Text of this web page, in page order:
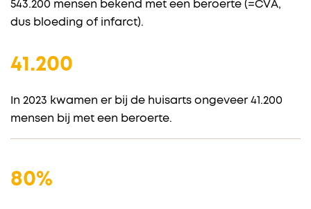
543.200 mensen bekend met een beroerte (=CVA,
dus bloeding of infarct).
41.200
In 2023 kwamen er bij de huisarts ongeveer 41.200
mensen bij met een beroerte.
80%